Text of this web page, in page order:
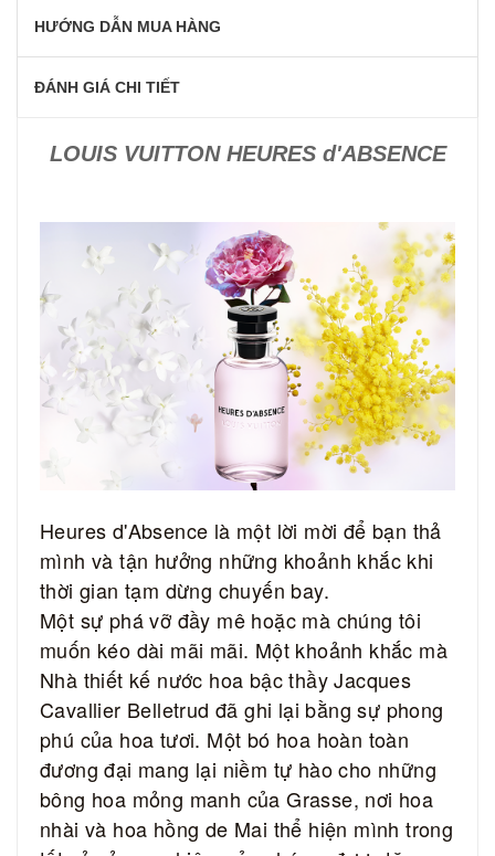
HƯỚNG DẪN MUA HÀNG
ĐÁNH GIÁ CHI TIẾT
LOUIS VUITTON HEURES d'ABSENCE
Heures d'Absence là một lời mời để bạn thả
mình và tận hưởng những khoảnh khắc khi
thời gian tạm dừng chuyến bay.
Một sự phá vỡ đầy mê hoặc mà chúng tôi
muốn kéo dài mãi mãi. Một khoảnh khắc mà
Nhà thiết kế nước hoa bậc thầy Jacques
Cavallier Belletrud đã ghi lại bằng sự phong
phú của hoa tươi. Một bó hoa hoàn toàn
đương đại mang lại niềm tự hào cho những
bông hoa mỏng manh của Grasse, nơi hoa
nhài và hoa hồng de Mai thể hiện mình trong